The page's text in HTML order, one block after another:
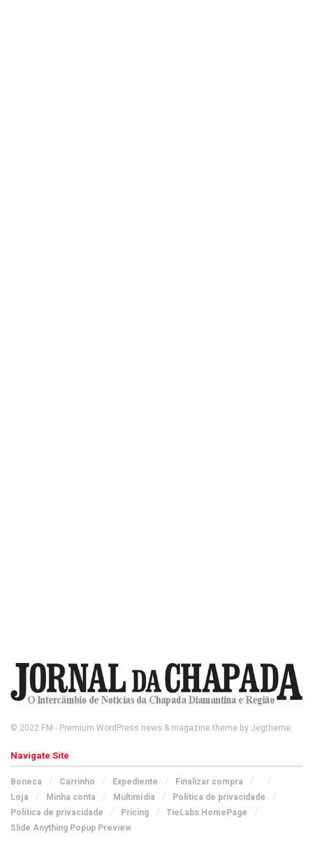
© 2022 FM - Premium WordPress news & magazine theme by Jegtheme.
Navigate Site
Boneca Carrinho Expediente
Finalizar compra
Loja
Minha conta Multimídia
Política de privacidade
Política de privacidade
Pricing
TieLabs HomePage
Slide Anything Popup Preview